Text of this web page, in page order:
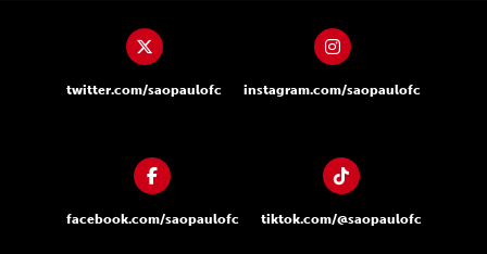
twitter.com/saopaulofc instagram.com/saopaulofc
facebook.com/saopaulofc tiktok.com/@saopaulofc